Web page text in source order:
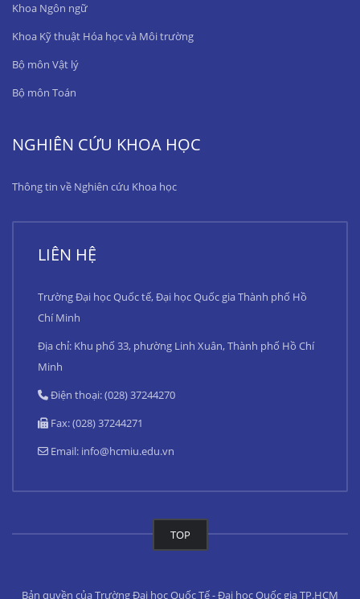
Khoa Ngôn ngữ
Khoa Kỹ thuật Hóa học và Môi trường
Bộ môn Vật lý
Bộ môn Toán
NGHIÊN CỨU KHOA HỌC
Thông tin về Nghiên cứu Khoa học
LIÊN HỆ
Trường Đại học Quốc tế, Đại học Quốc gia Thành phố Hồ
Chí Minh
Địa chỉ: Khu phố 33, phường Linh Xuân, Thành phố Hồ Chí
Minh
Điện thoại: (028) 37244270
Fax: (028) 37244271
Email: info@hcmiu.edu.vn
TOP
Bản quyền của Trường Đại học Quốc Tế - Đại học Quốc gia TP.HCM